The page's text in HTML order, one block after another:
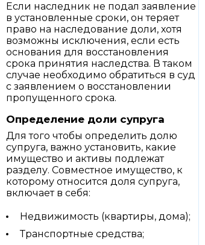
Если наследник не подал заявление
в установленные сроки, он теряет
право на наследование доли, хотя
возможны исключения, если есть
основания для восстановления
срока принятия наследства. В таком
случае необходимо обратиться в суд
с заявлением о восстановлении
пропущенного срока.
Определение доли супруга
Для того чтобы определить долю
супруга, важно установить, какие
имущество и активы подлежат
разделу. Совместное имущество, к
которому относится доля супруга,
включает в себя:
Недвижимость (квартиры, дома);
Транспортные средства;